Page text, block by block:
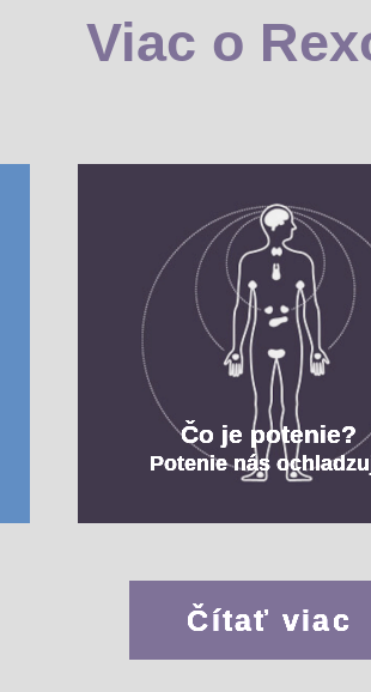
Viac o
Čo je potenie?
Potenie nás
Čítať viac